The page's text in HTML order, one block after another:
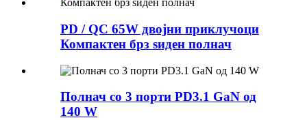
PD / QC 65W двојни приклучоци
Компактен брз ѕиден полнач
Полнач со 3 порти PD3.1 GaN од
140 W